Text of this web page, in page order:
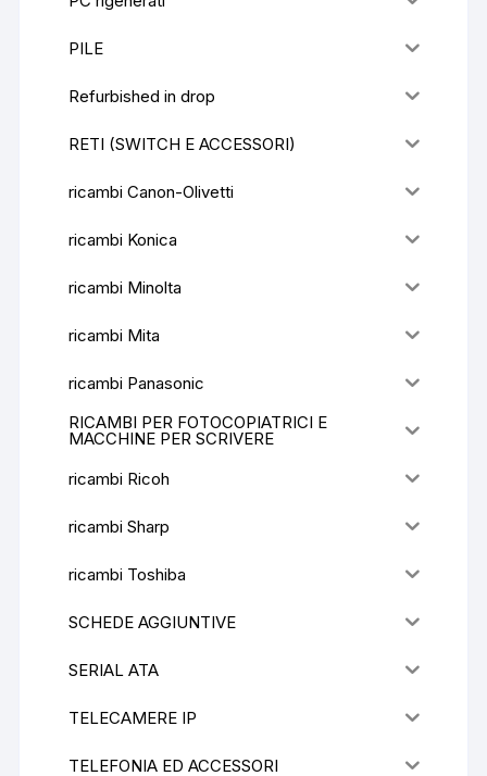
PILE
Refurbished in drop
RETI (SWITCH E ACCESSORI)
ricambi Canon-Olivetti
ricambi Konica
ricambi Minolta
ricambi Mita
ricambi Panasonic
RICAMBI PER FOTOCOPIATRICI E
MACCHINE PER SCRIVERE
ricambi Ricoh
ricambi Sharp
ricambi Toshiba
SCHEDE AGGIUNTIVE
SERIAL ATA
TELECAMERE IP
TELEFONIA ED ACCESSORI